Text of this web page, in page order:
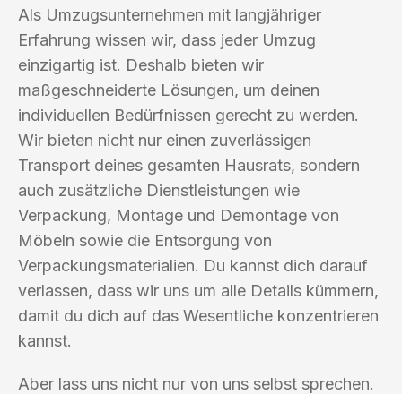
Als Umzugsunternehmen mit langjähriger
Erfahrung wissen wir, dass jeder Umzug
einzigartig ist. Deshalb bieten wir
maßgeschneiderte Lösungen, um deinen
individuellen Bedürfnissen gerecht zu werden.
Wir bieten nicht nur einen zuverlässigen
Transport deines gesamten Hausrats, sondern
auch zusätzliche Dienstleistungen wie
Verpackung, Montage und Demontage von
Möbeln sowie die Entsorgung von
Verpackungsmaterialien. Du kannst dich darauf
verlassen, dass wir uns um alle Details kümmern,
damit du dich auf das Wesentliche konzentrieren
kannst.
Aber lass uns nicht nur von uns selbst sprechen.